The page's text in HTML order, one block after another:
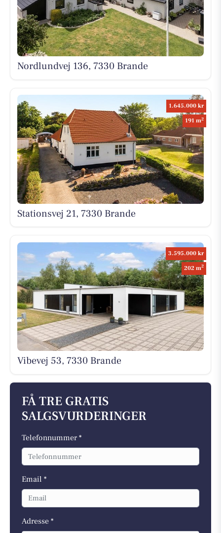
Nordlundvej 136, 7330 Brande
1.645.000 kr
191 m2
Stationsvej 21, 7330 Brande
3.595.000 kr
202 m2
Vibevej 53, 7330 Brande
FÅ TRE GRATIS
SALGSVURDERINGER
Telefonnummer *
Email *
Adresse *